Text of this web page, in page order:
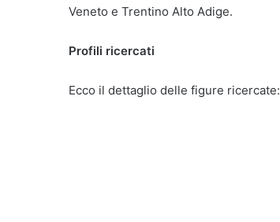
Veneto e Trentino Alto Adige.
Profili ricercati
Ecco il dettaglio delle figure ricercate: